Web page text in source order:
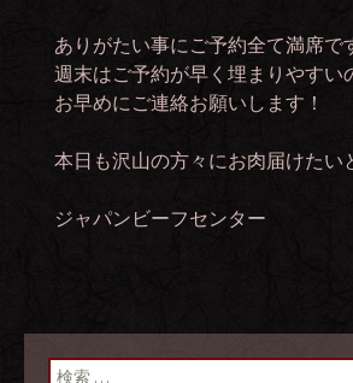
ありがたい事にご予約全て満席で
週末はご予約が早く埋まりやすい
お早めにご連絡お願いします！
本日も沢山の方々にお肉届けたい
ジャパンビーフセンター
検索: